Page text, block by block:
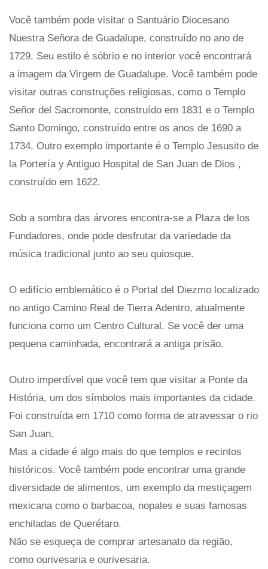
Você também pode visitar o Santuário Diocesano
Nuestra Señora de Guadalupe, construído no ano de
1729. Seu estilo é sóbrio e no interior você encontrará
a imagem da Virgem de Guadalupe. Você também pode
visitar outras construções religiosas, como o Templo
Señor del Sacromonte, construído em 1831 e o Templo
Santo Domingo, construído entre os anos de 1690 a
1734. Outro exemplo importante é o Templo Jesusito de
la Portería y Antiguo Hospital de San Juan de Dios ,
construído em 1622.
Sob a sombra das árvores encontra-se a Plaza de los
Fundadores, onde pode desfrutar da variedade da
música tradicional junto ao seu quiosque.
O edifício emblemático é o Portal del Diezmo localizado
no antigo Camino Real de Tierra Adentro, atualmente
funciona como um Centro Cultural. Se você der uma
pequena caminhada, encontrará a antiga prisão.
Outro imperdível que você tem que visitar a Ponte da
História, um dos símbolos mais importantes da cidade.
Foi construída em 1710 como forma de atravessar o rio
San Juan.
Mas a cidade é algo mais do que templos e recintos
históricos. Você também pode encontrar uma grande
diversidade de alimentos, um exemplo da mestiçagem
mexicana como o barbacoa, nopales e suas famosas
enchiladas de Querétaro.
Não se esqueça de comprar artesanato da região,
como ourivesaria e ourivesaria.